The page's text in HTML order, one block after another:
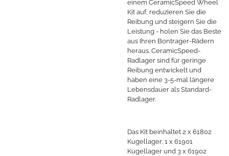
einem CeramicSpeed ​​Wheel
Kit auf, reduzieren Sie die
Reibung und steigern Sie die
Leistung - holen Sie das Beste
aus Ihren Bontrager-Rädern
heraus. CeramicSpeed-
Radlager sind für geringe
Reibung entwickelt und
haben eine 3-5-mal längere
Lebensdauer als Standard-
Radlager.
Das Kit beinhaltet 2 x 61802
Kugellager, 1 x 61901
Kugellager und 3 x 61902